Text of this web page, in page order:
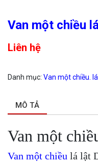
Van một chiều
Liên hệ
Danh mục: Van một chiều.
MÔ TẢ
Van một
Van một chiều lá lật